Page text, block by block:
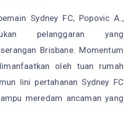
Sydney FC, Popovic A.,
pelanggaran yang
Brisbane. Momentum
oleh tuan rumah
lini pertahanan Sydney FC
meredam ancaman yang